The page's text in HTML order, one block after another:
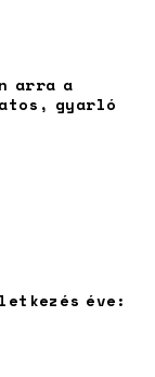
arra a
gyarló
éve: